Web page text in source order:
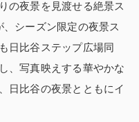
の夜景を見渡せる絶景ス
シーズン限定の夜景ス
日比谷ステップ広場同
、写真映えする華やかな
日比谷の夜景とともにイ